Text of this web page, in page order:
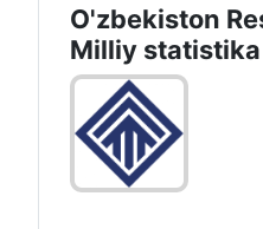
O'zbekiston
Milliy